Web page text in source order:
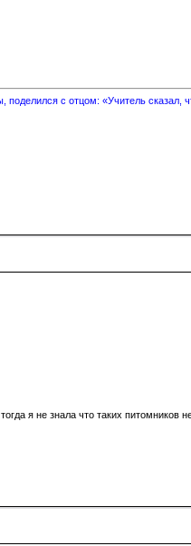
с отцом: «Учитель
я не знала что таких питомников